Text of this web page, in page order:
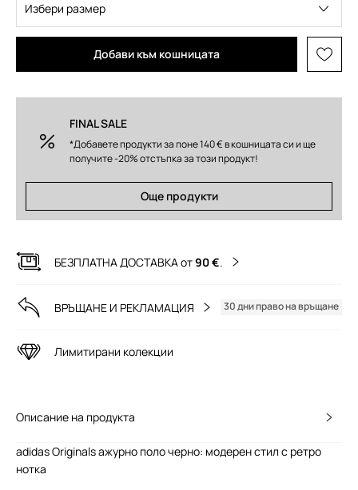
Избери размер
Добави към кошницата
FINAL SALE
*Добавете продукти за поне 140 € в кошницата си и ще
получите -20% отстъпка за този продукт!
Още продукти
БЕЗПЛАТНА ДОСТАВКА от90 €.
ВРЪЩАНЕ И РЕКЛАМАЦИЯ 30 дни право на връщане
Лимитирани колекции
Описание на продукта
adidas Originals ажурно поло черно: модерен стил с ретро
нотка